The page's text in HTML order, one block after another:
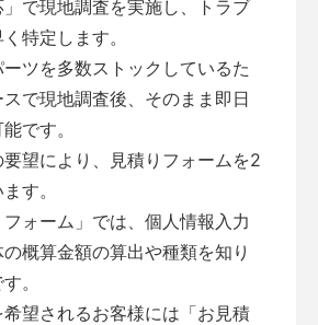
」で現地調査を実施し、トラブ
特定します。
ツを多数ストックしているた
で現地調査後、そのまま即日
です。
望により、見積りフォームを2
す。
ォーム 」では、個人情報入力
概算金額の算出や種類を知り
。
望されるお客様には「お見積